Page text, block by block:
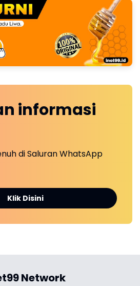
informasi
di Saluran WhatsApp
Klik Disini
Network